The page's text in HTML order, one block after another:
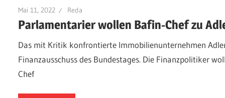
Mai 11, 2022 Reda
Parlamentarier wollen Bafin-Chef zu
Das mit Kritik konfrontierte Immobilienunternehmen
Finanzausschuss des Bundestages. Die Finanzpolitiker
Chef